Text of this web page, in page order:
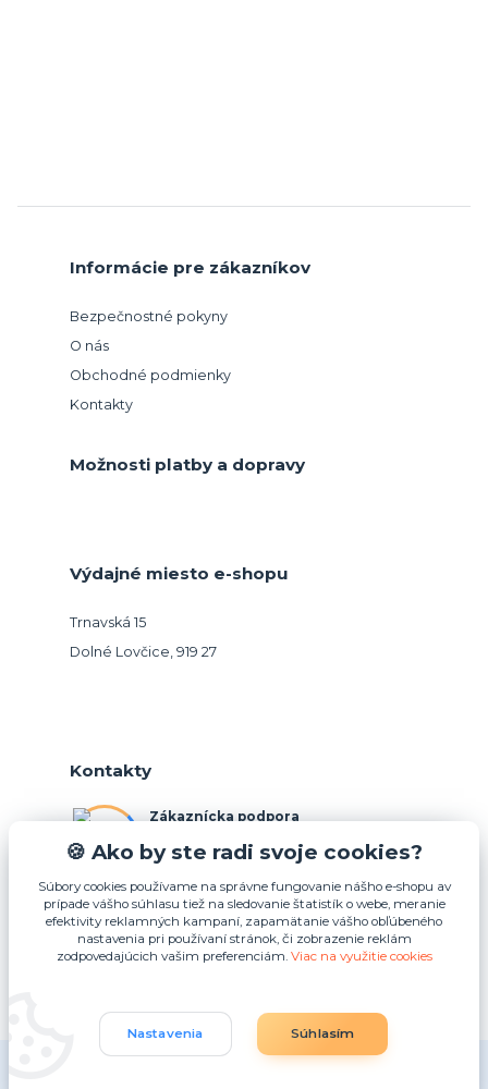
Informácie pre zákazníkov
Bezpečnostné pokyny
O nás
Obchodné podmienky
Kontakty
Možnosti platby a dopravy
Výdajné miesto e-shopu
Trnavská 15
Dolné Lovčice, 919 27
Kontakty
Zákaznícka podpora
(Po-Pia, 10-15 hod.)
info@podnosy.sk
Upraviť zber cookies.
🍪 Ako by ste radi svoje cookies?
Súbory cookies používame na správne fungovanie nášho e-shopu av
prípade vášho súhlasu tiež na sledovanie štatistík o webe, meranie
efektivity reklamných kampaní, zapamätanie vášho obľúbeného
nastavenia pri používaní stránok, či zobrazenie reklám
zodpovedajúcich vašim preferenciám. Viac na využitie cookies
Nastavenia Súhlasím